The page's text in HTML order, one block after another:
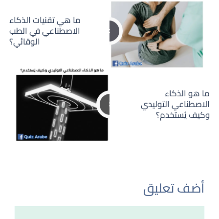
ما هي تقنيات الذكاء
الاصطناعي في الطب
الوقائي؟
ما هو الذكاء
الاصطناعي التوليدي
وكيف يُستخدم؟
أضف تعليق